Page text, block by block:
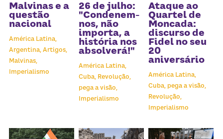
Malvinas e a
questão
nacional
América Latina,
Argentina, Artigos,
Malvinas,
Imperialismo
26 de julho:
"Condenem-
nos, não
importa, a
história nos
absolverá!"
América Latina,
Cuba, Revolução,
pega a visão,
Imperialismo
Ataque ao
Quartel de
Moncada:
discurso de
Fidel no seu
20
aniversário
América Latina,
Cuba, pega a visão,
Revolução,
Imperialismo